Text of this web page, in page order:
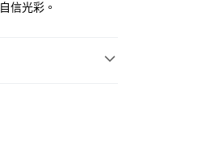
稱本公司）所提供，讓
商店將買賣／分期付
項蒐集、處理及利
您需要取消訂單，請聯
有效，需透過AFTEE
面顯示為準，若有關於
聯繫「AFTEE先享後
信光彩。